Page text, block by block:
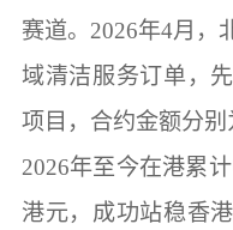
赛道。2026年4月，
域清洁服务订单，
项目，合约金额分别
2026年至今在港累
港元，成功站稳香